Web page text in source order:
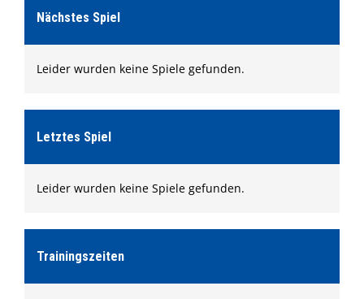
ShopNächstes Spiel
Leider wurden keine Spiele gefunden.
Letztes Spiel
Leider wurden keine Spiele gefunden.
Trainingszeiten